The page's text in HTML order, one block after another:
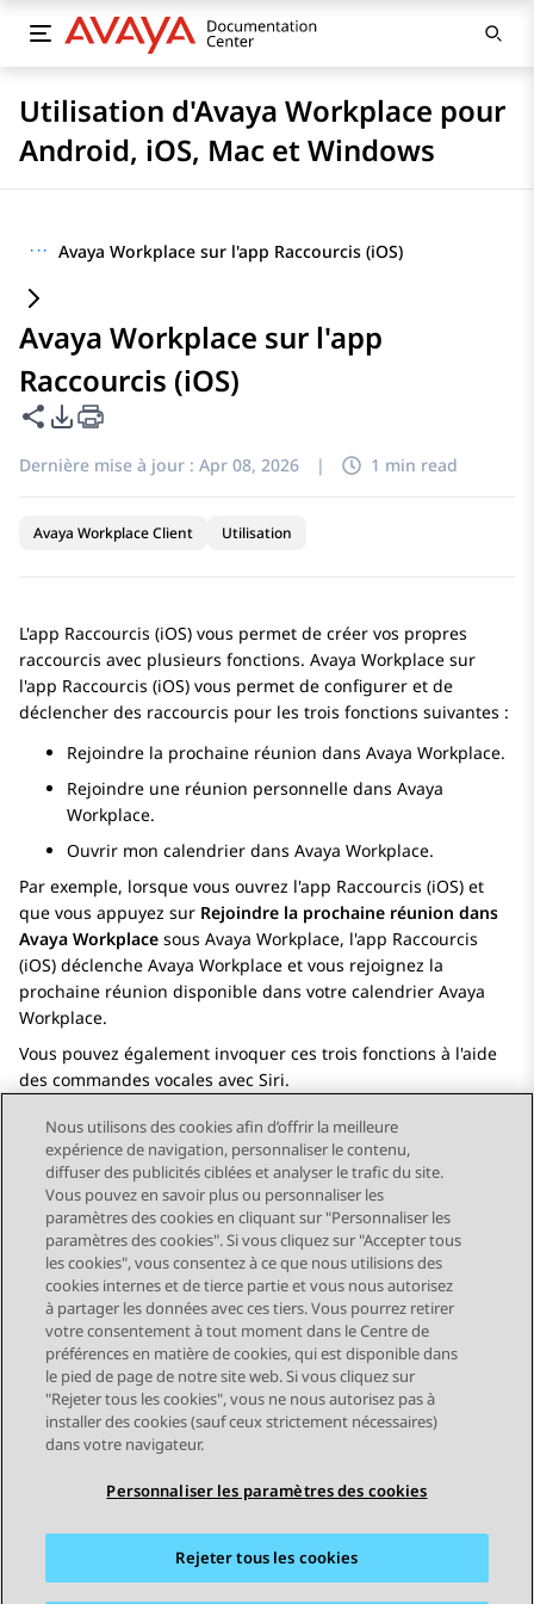
Utilisation d'Avaya Workplace pour
Android, iOS, Mac et Windows
··· Avaya Workplace sur l'app Raccourcis (iOS)
Avaya Workplace sur l'app
Raccourcis (iOS)
Partager cette page
Options d'exportation PDF
Dernière mise à jour : Apr 08, 2026 | 1 min read
Avaya Workplace Client Utilisation
L'app Raccourcis (iOS) vous permet de créer vos propres
raccourcis avec plusieurs fonctions. Avaya Workplace sur
l'app Raccourcis (iOS) vous permet de configurer et de
déclencher des raccourcis pour les trois fonctions suivantes :
Rejoindre la prochaine réunion dans Avaya Workplace.
Rejoindre une réunion personnelle dans Avaya
Workplace.
Ouvrir mon calendrier dans Avaya Workplace.
Par exemple, lorsque vous ouvrez l'app Raccourcis (iOS) et
que vous appuyez sur Rejoindre la prochaine réunion dans
Avaya Workplace sous Avaya Workplace, l'app Raccourcis
(iOS) déclenche Avaya Workplace et vous rejoignez la
prochaine réunion disponible dans votre calendrier Avaya
Workplace.
Vous pouvez également invoquer ces trois fonctions à l'aide
des commandes vocales avec Siri.
Send Feedback
Navigation par sujet
Sujet précédent Sujet suivant
STAY CONNECTED
Conditions d'utilisation
Nous utilisons des cookies afin d’offrir la meilleure
expérience de navigation, personnaliser le contenu,
diffuser des publicités ciblées et analyser le trafic du site.
Vous pouvez en savoir plus ou personnaliser les
paramètres des cookies en cliquant sur "Personnaliser les
paramètres des cookies". Si vous cliquez sur "Accepter tous
les cookies", vous consentez à ce que nous utilisions des
cookies internes et de tierce partie et vous nous autorisez
à partager les données avec ces tiers. Vous pourrez retirer
votre consentement à tout moment dans le Centre de
préférences en matière de cookies, qui est disponible dans
le pied de page de notre site web. Si vous cliquez sur
"Rejeter tous les cookies", vous ne nous autorisez pas à
installer des cookies (sauf ceux strictement nécessaires)
dans votre navigateur.
Personnaliser les paramètres des cookies
Rejeter tous les cookies